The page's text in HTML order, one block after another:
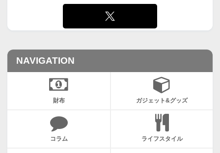
NAVIGATION
財布 ガジェット&グッズ
コラム ライフスタイル